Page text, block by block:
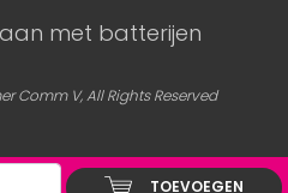
TOEVOEGEN
met batterijen
Comm V, All Rights Reserved